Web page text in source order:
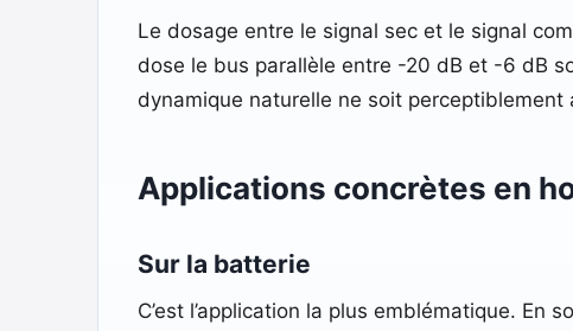
Le dosage entre le signal sec et le signal
dose le bus parallèle entre -20 dB et -6 dB
dynamique naturelle ne soit perceptiblement
Applications concrètes en
Sur la batterie
C’est l’application la plus emblématique. En